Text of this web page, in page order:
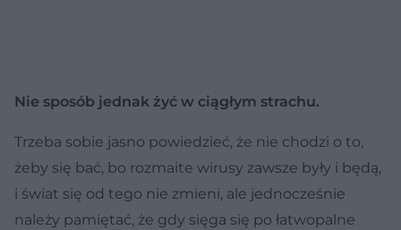
Nie sposób jednak żyć w ciągłym strachu.
Trzeba sobie jasno powiedzieć, że nie chodzi o to,
żeby się bać, bo rozmaite wirusy zawsze były i będą,
i świat się od tego nie zmieni, ale jednocześnie
należy pamiętać, że gdy sięga się po łatwopalne